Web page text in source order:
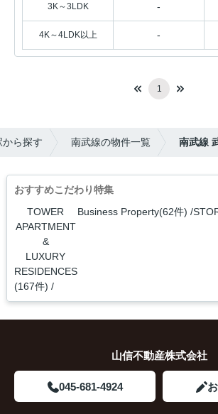
3K～3LDK -
4K～4LDK以上 -
1
ら探す 南武線の物件一覧 南武線
おすすめこだわり特集
TOWER
APARTMENT
&
LUXURY
RESIDENCES
(167件)
Business Property(62件)
山信不動産株式会社
045-681-4924